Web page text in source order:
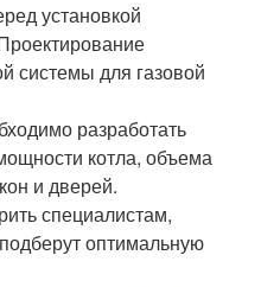
установкой
системы для газовой
разработать
котла, объема
и дверей.
специалистам,
оптимальную